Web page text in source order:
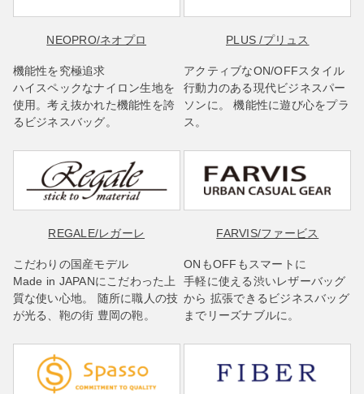
NEOPRO/ネオプロ
機能性を究極追求
ハイスペックなナイロン生地を
使用。考え抜かれた機能性を誇
るビジネスバッグ。
PLUS/プリュス
アクティブなON/OFFスタイル
行動力のある現代ビジネスパー
ソンに。 機能性に遊び心をプラ
ス。
REGALE/レガーレ
こだわりの国産モデル
Made in JAPANにこだわった上
質な使い心地。 随所に職人の技
が光る、鞄の街 豊岡の鞄。
FARVIS/ファービス
ONもOFFもスマートに
手軽に使える渋いレザーバッグ
から 拡張できるビジネスバッグ
までリーズナブルに。